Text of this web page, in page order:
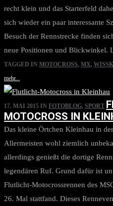
recht klein und das Starterfeld
sich wieder ein paar interessante
Besuch der Rennstrecke finden
neue Positionen und Blickwinkel.
TAGGED IN MOTOCROSS, MX,
mehr...
17. MAI 2015 IN FOTOBLOG, SPORT
MOTOCROSS IN
Das kleine Örtchen Kleinhau in
Allermeisten wohl ziemlich
allerdings genießt die dortige
legendären Ruf. Grund dafür ist
Flutlicht-Motocrossrennen des
26. Mal stattfand. Dieses